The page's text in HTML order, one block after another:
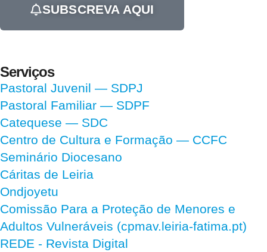
SUBSCREVA AQUI
Serviços
Pastoral Juvenil — SDPJ
Pastoral Familiar — SDPF
Catequese — SDC
Centro de Cultura e Formação — CCFC
Seminário Diocesano
Cáritas de Leiria
Ondjoyetu
Comissão Para a Proteção de Menores e
Adultos Vulneráveis (cpmav.leiria-fatima.pt)
REDE - Revista Digital